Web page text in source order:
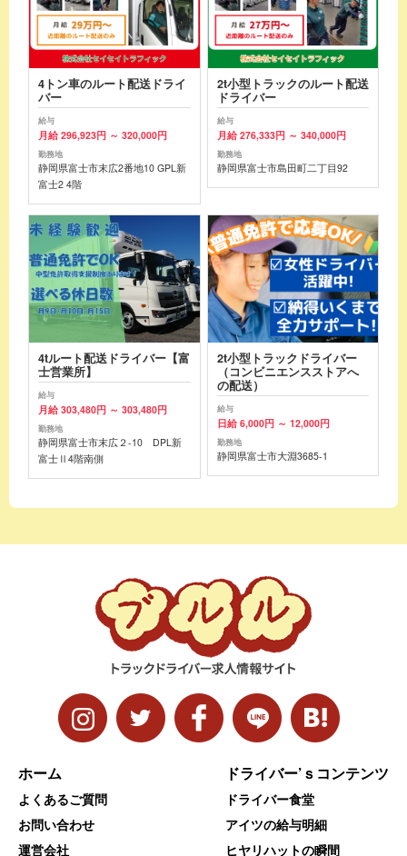
4トン車のルート配送ドライ
バー
給与
月給 296,923円 ～ 320,000円
勤務地
静岡県富士市末広2番地10 GPL新
富士2 4階
2t小型トラックのルート配送
ドライバー
給与
月給 276,333円 ～ 340,000円
勤務地
静岡県富士市島田町二丁目92
4tルート配送ドライバー【富
士営業所】
給与
月給 303,480円 ～ 303,480円
勤務地
静岡県富士市末広２-10 DPL新
富士Ⅱ4階南側
2t小型トラックドライバー
（コンビニエンスストアへ
の配送）
給与
日給 6,000円 ～ 12,000円
勤務地
静岡県富士市大淵3685-1
ホーム
よくあるご質問
お問い合わせ
運営会社
ドライバー’ｓコンテンツ
ドライバー食堂
アイツの給与明細
ヒヤリハットの瞬間